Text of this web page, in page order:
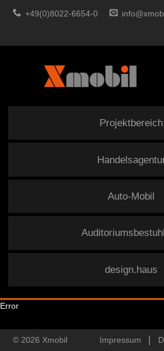
+49(0)8022-6654-0
Projektbereich
Auto-Mobil
design.haus
Error
© 2026 Xmobil Impressum